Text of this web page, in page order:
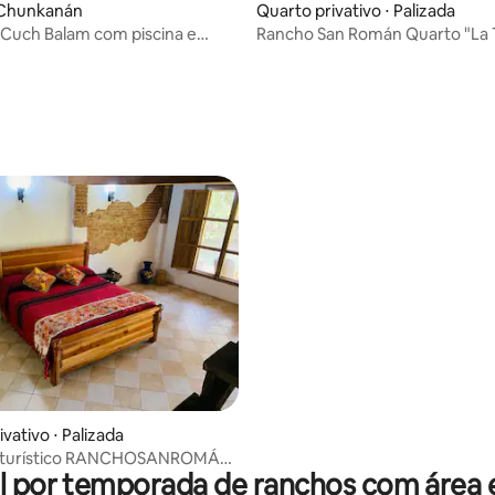
Balam com piscina e
Quarto privativo ⋅ Palizada
Rancho San Román Quarto "La
de 5, 11 avaliações
⋅ Palizada
RANCHOSANROMÁN
pessoas
por temporada de ranchos com área